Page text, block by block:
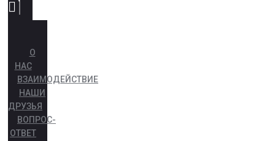
О
НАС
ВЗАИМОДЕЙСТВИЕ
НАШИ
ДРУЗЬЯ
ВОПРОС-
ОТВЕТ